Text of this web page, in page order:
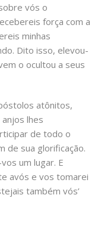
vós o
força com a
minhas
Dito isso, elevou-
o ocultou a seus
atônitos,
lhes
de todo o
de sua glorificação.
um lugar. E
avós e vos tomarei
também vós’